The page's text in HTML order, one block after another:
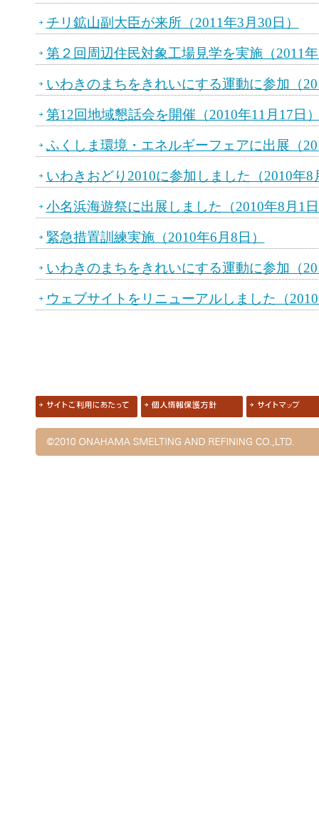
チリ鉱山副大臣が来所（2011年3月30日）
第２回周辺住民対象工場見学を実施（2011
いわきのまちをきれいにする運動に参加（
第12回地域懇話会を開催（2010年11月17日
ふくしま環境・エネルギーフェアに出展（
いわきおどり2010に参加しました（2010年8
小名浜海遊祭に出展しました（2010年8月1
緊急措置訓練実施（2010年6月8日）
いわきのまちをきれいにする運動に参加（
ウェブサイトをリニューアルしました（